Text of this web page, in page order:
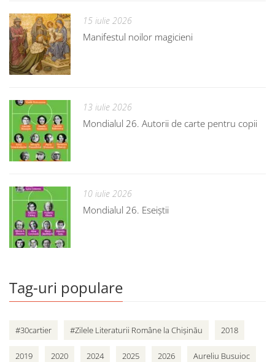
15 iulie 2026
Manifestul noilor magicieni
13 iulie 2026
Mondialul 26. Autorii de carte pentru copii
10 iulie 2026
Mondialul 26. Eseiștii
Tag-uri populare
#30cartier #Zilele Literaturii Române la Chișinău 2018
2019 2020 2024 2025 2026 Aureliu Busuioc